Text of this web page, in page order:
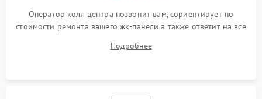
Оператор колл центра позвонит вам, сориентирует по
стоимости ремонта вашего жк-панели а также ответит на все
Подробнее